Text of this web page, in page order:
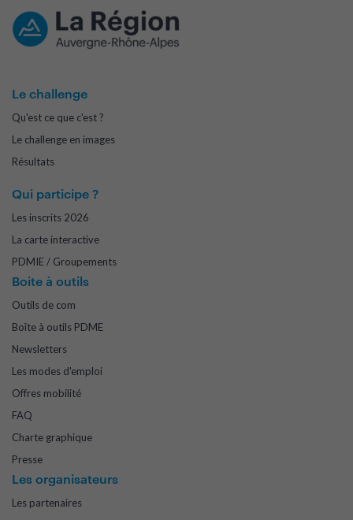
Le challenge
Qu'est ce que c'est ?
Le challenge en images
Résultats
Qui participe ?
Les inscrits 2026
La carte interactive
PDMIE / Groupements
Boite à outils
Outils de com
Boîte à outils PDME
Newsletters
Les modes d'emploi
Offres mobilité
FAQ
Charte graphique
Presse
Les organisateurs
Les partenaires